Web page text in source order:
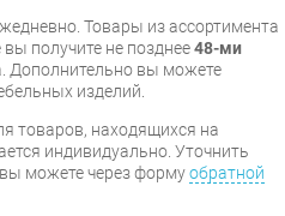
Товары из ассортимента
получите не позднее48-ми
Дополнительно вы можете
изделий.
товаров, находящихся на
индивидуально. Уточнить
можете через формуобратной